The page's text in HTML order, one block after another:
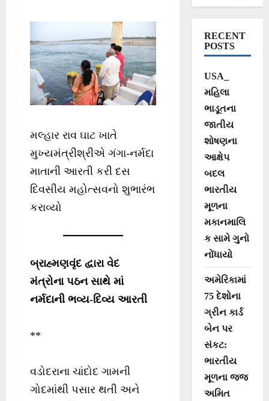
મુખ્યમંત્રીશ્રી
ભુપેન્દ્ર પટેલ
મલ્હાર રાવ ઘાટ ખાતે
મુખ્યમંત્રીશ્રીએ ગંગા-નર્મદા
માતાની આરતી કરી દસ
દિવસીય મહોત્સવનો શુભારંભ
કરાવ્યો
બ્રાહ્મણવૃંદ દ્વારા વેદ
મંત્રોના પઠન સાથે માં
નર્મદાની ભવ્ય-દિવ્ય આરતી
**
વડોદરાના ચાંદોદ ગામની
ગોદમાંથી પસાર થતી અને
RECENT
POSTS
USA_
મહિલા
ભાડૂતના
જાતીય
શોષણના
આક્ષેપ
બદલ
ભારતીય
મૂળના
મકાનમાલિ
ક સામે ગુનો
નોંધાયો
અમેરિકામાં
75 દેશોના
ગ્રીન કાર્ડ
બેન પર
સંકટ:
ભારતીય
મૂળના જજ
અમિત